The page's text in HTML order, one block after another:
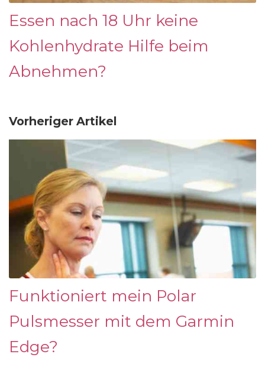
Essen nach 18 Uhr keine
Kohlenhydrate Hilfe beim
Abnehmen?
Vorheriger Artikel
Funktioniert mein Polar
Pulsmesser mit dem Garmin
Edge?